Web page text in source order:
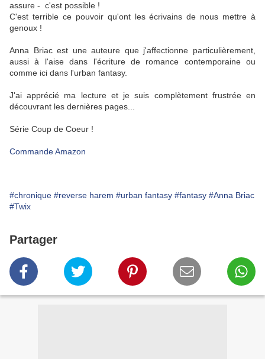
assure - c'est possible !
C'est terrible ce pouvoir qu'ont les écrivains de nous mettre à
genoux !
Anna Briac est une auteure que j'affectionne particulièrement,
aussi à l'aise dans l'écriture de romance contemporaine ou
comme ici dans l'urban fantasy.
J'ai apprécié ma lecture et je suis complètement frustrée en
découvrant les dernières pages...
Série Coup de Coeur !
Commande Amazon
#chronique #reverse harem #urban fantasy #fantasy #Anna Briac
#Twix
Partager